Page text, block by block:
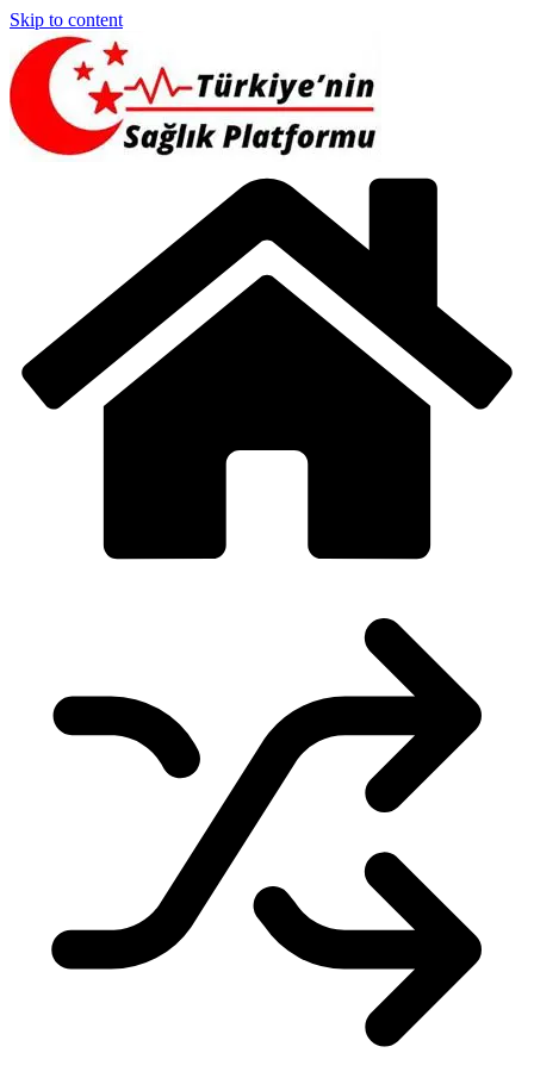
Skip to content